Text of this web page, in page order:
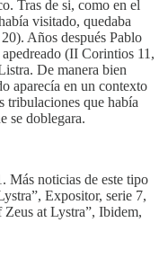
Tras de si, como en el
visitado, quedaba
Años después Pablo
(II Corintios 11,
De manera bien
aparecía en un contexto
tribulaciones que había
se doblegara.
noticias de este tipo
Expositor, serie 7,
at Lystra”, Ibidem,